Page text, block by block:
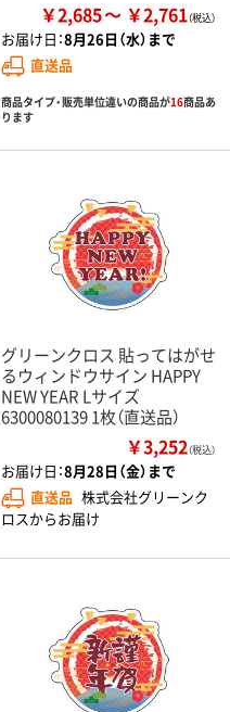
￥2,685 ￥2,761
お届け日：8月26日（水）まで
直送品
商品タイプ・販売単位違いの商品が16商品あ
ります
グリーンクロス 貼ってはがせ
るウィンドウサイン HAPPY
NEW YEAR Lサイズ
6300080139 1枚（直送品）
￥3,252（税込）
お届け日：8月28日（金）まで
直送品 株式会社グリーンク
ロスからお届け